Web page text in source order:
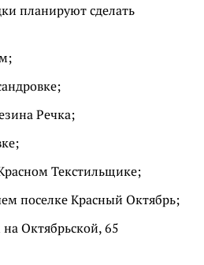
планируют сделать
Речка;
Текстильщике;
поселке Красный Октябрь;
Октябрьской, 65